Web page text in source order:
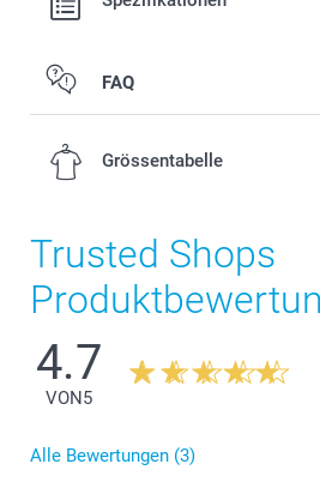
FAQ
Grössentabelle
49,5 cm
Trusted Shops
4.7
VON5
Alle Bewertungen (3)